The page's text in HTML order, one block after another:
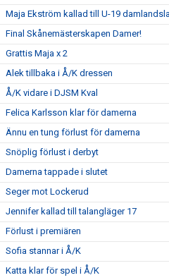
Maja Ekström kallad till U-19
Final Skånemästerskapen Damer!
Grattis Maja x 2
Alek tillbaka i Å/K dressen
Å/K vidare i DJSM Kval
Felica Karlsson klar för damerna
Ännu en tung förlust för damerna
Snöplig förlust i derbyt
Damerna tappade i slutet
Seger mot Lockerud
Jennifer kallad till talangläger 17
Förlust i premiären
Sofia stannar i Å/K
Katta klar för spel i Å/K